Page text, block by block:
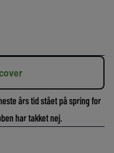
års tid stået på spring for
har takket nej.